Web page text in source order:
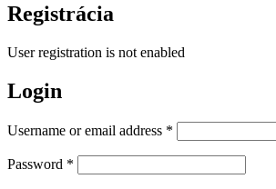
Registrácia
User registration is not enabled
Login
Username or email address *
Password *